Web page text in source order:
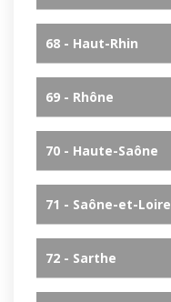
68 - Haut-Rhin
69 - Rhône
70 - Haute-Saône
71 - Saône-et-Loire
72 - Sarthe